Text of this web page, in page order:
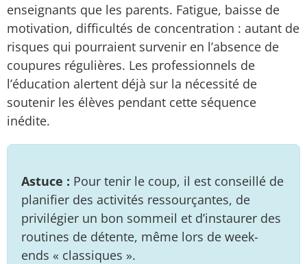
enseignants que les parents. Fatigue, baisse de
motivation, difficultés de concentration : autant de
risques qui pourraient survenir en l’absence de
coupures régulières. Les professionnels de
l’éducation alertent déjà sur la nécessité de
soutenir les élèves pendant cette séquence
inédite.
Astuce : Pour tenir le coup, il est conseillé de
planifier des activités ressourçantes, de
privilégier un bon sommeil et d’instaurer des
routines de détente, même lors de week-
ends « classiques ».